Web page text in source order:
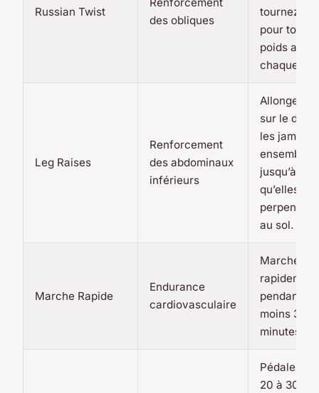
Russian Twist
des obliques
tournez le
pour
poids au
chaque
Leg Raises
Renforcement
des abdominaux
inférieurs
Allongez-
sur le dos,
les jambes
ensemble
jusqu’à ce
qu’elles
au sol.
Marche Rapide
Endurance
cardiovasculaire
Marchez
rapidement
pendant au
moins 30
minutes.
Pédalez
20 à 30